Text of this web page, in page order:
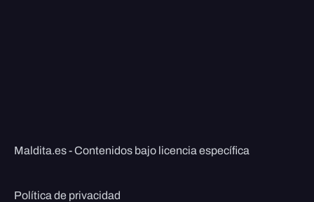
Maldita.es - Contenidos bajo licencia específica
Política de privacidad